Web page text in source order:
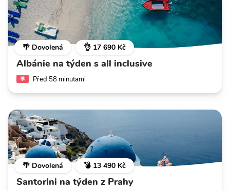
🌴 Dovolená 👌 17 690 Kč
Albánie na týden s all inclusive
Před 58 minutami
🌴 Dovolená 💣 13 490 Kč
Santorini na týden z Prahy